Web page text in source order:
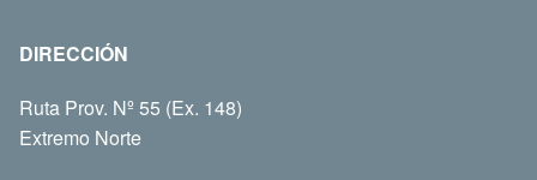
DIRECCIÓN
Ruta Prov. Nº 55 (Ex. 148)
Extremo Norte